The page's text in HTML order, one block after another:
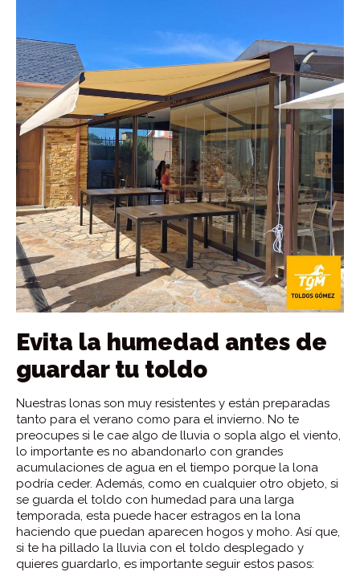
Evita la humedad antes de
guardar tu toldo
Nuestras lonas son muy resistentes y están preparadas
tanto para el verano como para el invierno. No te
preocupes si le cae algo de lluvia o sopla algo el viento,
lo importante es no abandonarlo con grandes
acumulaciones de agua en el tiempo porque la lona
podría ceder. Además, como en cualquier otro objeto, si
se guarda el toldo con humedad para una larga
temporada, esta puede hacer estragos en la lona
haciendo que puedan aparecen hogos y moho. Así que,
si te ha pillado la lluvia con el toldo desplegado y
quieres guardarlo, es importante seguir estos pasos: